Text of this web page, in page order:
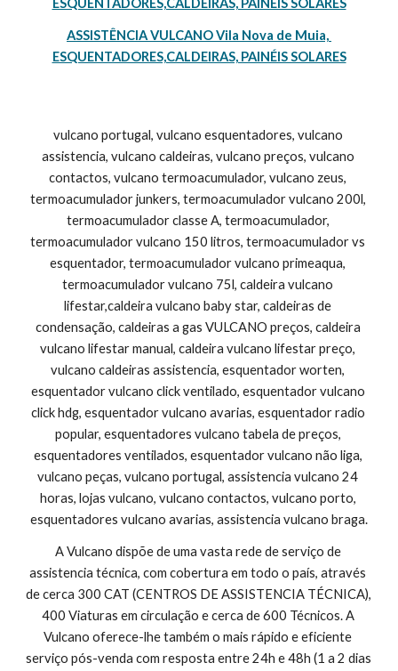
ESQUENTADORES,CALDEIRAS, PAINÉIS SOLARES
ASSISTÊNCIA VULCANO Vila Nova de Muia,
ESQUENTADORES,CALDEIRAS, PAINÉIS SOLARES
vulcano portugal, vulcano esquentadores, vulcano
assistencia, vulcano caldeiras, vulcano preços, vulcano
contactos, vulcano termoacumulador, vulcano zeus,
termoacumulador junkers, termoacumulador vulcano 200l,
termoacumulador classe A, termoacumulador,
termoacumulador vulcano 150 litros, termoacumulador vs
esquentador, termoacumulador vulcano primeaqua,
termoacumulador vulcano 75l, caldeira vulcano
lifestar,caldeira vulcano baby star, caldeiras de
condensação, caldeiras a gas VULCANO preços, caldeira
vulcano lifestar manual, caldeira vulcano lifestar preço,
vulcano caldeiras assistencia, esquentador worten,
esquentador vulcano click ventilado, esquentador vulcano
click hdg, esquentador vulcano avarias, esquentador radio
popular, esquentadores vulcano tabela de preços,
esquentadores ventilados, esquentador vulcano não liga,
vulcano peças, vulcano portugal, assistencia vulcano 24
horas, lojas vulcano, vulcano contactos, vulcano porto,
esquentadores vulcano avarias, assistencia vulcano braga.
A Vulcano dispõe de uma vasta rede de serviço de
assistencia técnica, com cobertura em todo o país, através
de cerca 300 CAT (CENTROS DE ASSISTENCIA TÉCNICA),
400 Viaturas em circulação e cerca de 600 Técnicos. A
Vulcano oferece-lhe também o mais rápido e eficiente
serviço pós-venda com resposta entre 24h e 48h (1 a 2 dias